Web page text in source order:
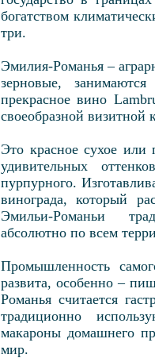
богатством
три.
Эмилия-Романья –
зерновые,
прекрасное вино
своеобразной визитной
Это красное сухое или
удивительных
пурпурного.
винограда, который
Эмильи-Романьи
абсолютно по всем
Промышленность
развита, особенно –
Романья считается
традиционно
макароны домашнего
мир.